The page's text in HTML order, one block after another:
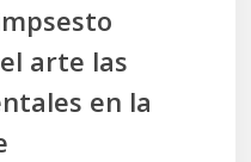
arte las
en la